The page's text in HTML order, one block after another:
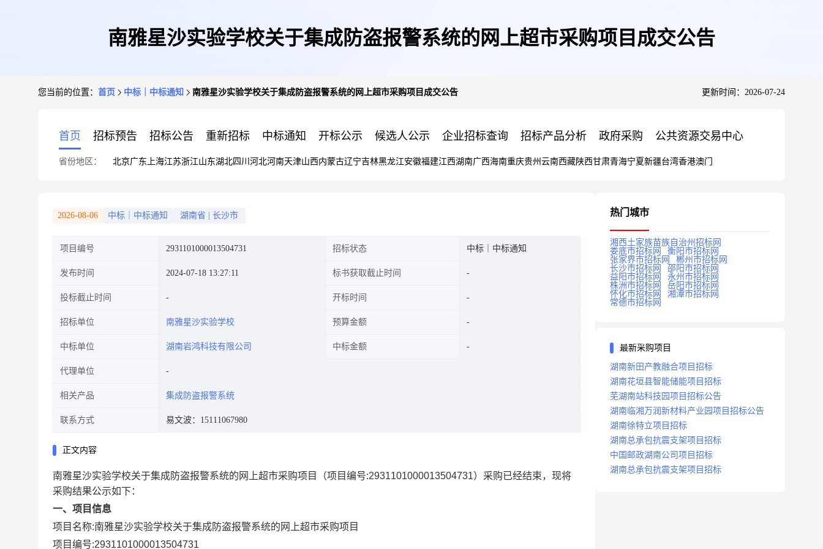
南雅星沙实验学校关于集成防盗报警系统的网上超市采购项目成交公告
您当前的位置： 首页 中标｜中标通知 南雅星沙实验学校关于集成防盗报警系统的网上超市采购项目成交公告 更新时间：2026-07-24
首页 招标预告 招标公告 重新招标 中标通知 开标公示 候选人公示 企业招标查询 招标产品分析 政府采购 公共资源交易中心
省份地区： 北京广东 上海江苏浙江山东湖北四川 河北河南天津山西内蒙古辽宁吉林黑龙江安徽福建江西湖南广西海南重庆贵州 云南西藏陕西甘肃青海宁夏新疆台湾香港澳门
2026-08-06 中标｜中标通知 湖南省 长沙市
项目编号 2931101000013504731 招标状态 中标｜中标通知
发布时间 2024-07-18 13:27:11 标书获取截止时间
投标截止时间 开标时间
招标单位 南雅星沙实验学校 预算金额
中标单位 湖南岩鸿科技有限公司 中标金额
代理单位
相关产品 集成防盗报警系统
联系方式 易文波：15111067980
正文内容
南雅星沙实验学校关于集成防盗报警系统的网上超市采购项目 （项目编号:2931101000013504731）采购已经结束，现将
采购结果公示如下：
一、项目信息
项目名称:南雅星沙实验学校关于集成防盗报警系统的网上超市采购项目
项目编号:2931101000013504731
热门城市
湘西土家族苗族自治州招标网
娄底市招标网
衡阳市招标网
张家界市招标网
郴州市招标网
长沙市招标网
邵阳市招标网
益阳市招标网
永州市招标网
株洲市招标网
岳阳市招标网
怀化市招标网
湘潭市招标网
常德市招标网
最新采购项目
湖南新田产教融合项目招标
湖南花垣县智能储能项目招标
芜湖南站科技园项目招标公告
湖南临湘万润新材料产业园项目招标公告
湖南徐特立项目招标
湖南总承包抗震支架项目招标
中国邮政湖南公司项目招标
湖南总承包抗震支架项目招标